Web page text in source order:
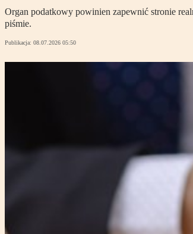
Organ podatkowy powinien zapewnić stronie
piśmie.
Publikacja: 08.07.2026 05:50